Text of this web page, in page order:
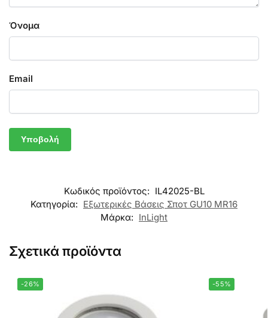
Όνομα
Email
Κωδικός προϊόντος: IL42025-BL
Κατηγορία: Εξωτερικές Βάσεις Σποτ GU10 MR16
Μάρκα: InLight
Σχετικά προϊόντα
-26% -55%